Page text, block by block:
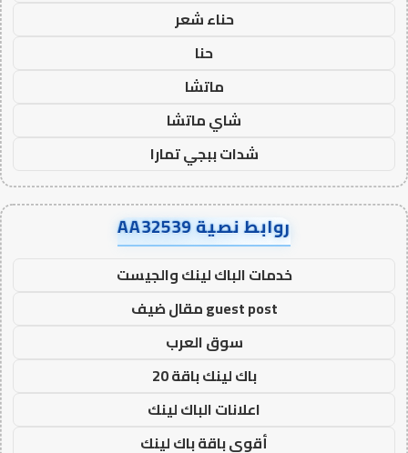
حناء شعر
حنا
ماتشا
شاي ماتشا
شدات ببجي تمارا
روابط نصية AA32539
خدمات الباك لينك والجيست
guest post مقال ضيف
سوق العرب
باك لينك باقة 20
اعلانات الباك لينك
أقوى باقة باك لينك